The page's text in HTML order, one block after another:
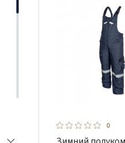
0